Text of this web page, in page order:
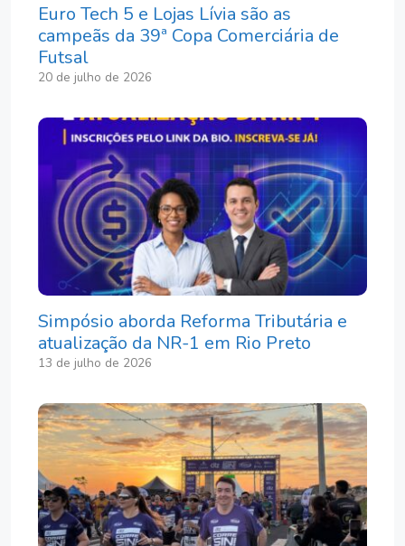
Euro Tech 5 e Lojas Lívia são as
campeãs da 39ª Copa Comerciária de
Futsal
20 de julho de 2026
Simpósio aborda Reforma Tributária e
atualização da NR-1 em Rio Preto
13 de julho de 2026